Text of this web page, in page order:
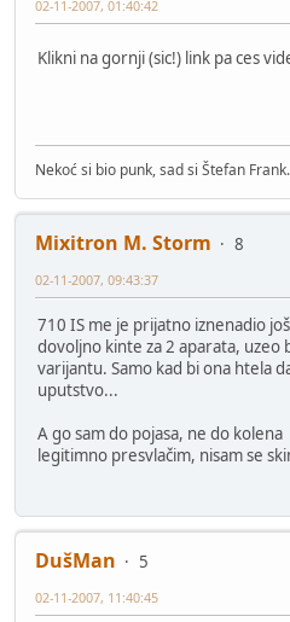
02-11-2007, 01:40:42
Klikni na gornji (sic!) link pa ces
Nekoć si bio punk, sad si Štefan Frank.
Mixitron M. Storm
8
02-11-2007, 09:43:37
710 IS me je prijatno iznenadio
dovoljno kinte za 2 aparata, uzeo
varijantu. Samo kad bi ona htela
uputstvo...
A go sam do pojasa, ne do kolena
legitimno presvlačim, nisam se
DušMan
5
02-11-2007, 11:40:45